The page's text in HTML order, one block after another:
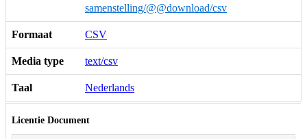
samenstelling/@@download/csv
Formaat CSV
Media type text/csv
Taal Nederlands
Licentie Document